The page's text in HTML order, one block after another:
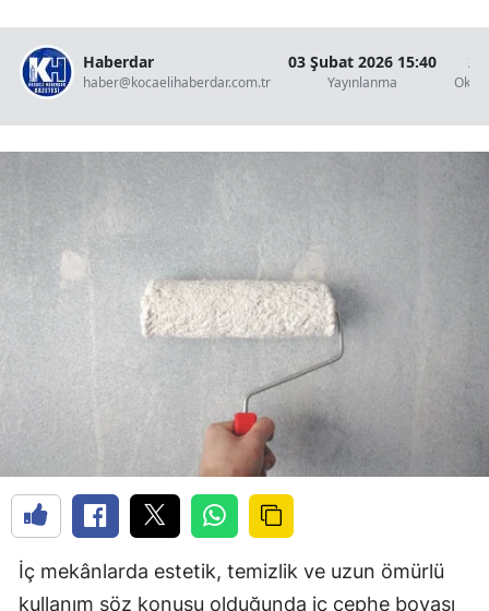
Haberdar
haber@kocaelihaberdar.com.tr
03 Şubat 2026 15:40
Yayınlanma
2
İç mekânlarda estetik, temizlik ve uzun ömürlü
kullanım söz konusu olduğunda iç cephe boyası